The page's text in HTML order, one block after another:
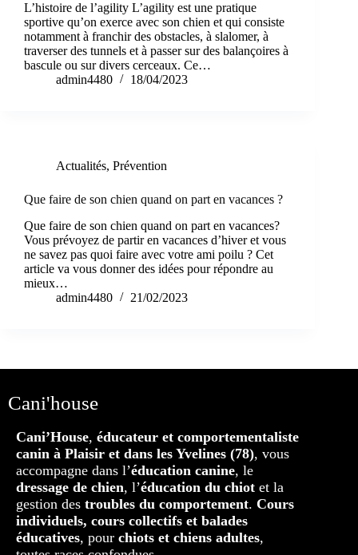
L’histoire de l’agility L’agility est une pratique
sportive qu’on exerce avec son chien et qui consiste
notamment à franchir des obstacles, à slalomer, à
traverser des tunnels et à passer sur des balançoires à
bascule ou sur divers cerceaux. Ce…
admin4480
18/04/2023
Actualités, Prévention
Que faire de son chien quand on part en vacances ?
Que faire de son chien quand on part en vacances?
Vous prévoyez de partir en vacances d’hiver et vous
ne savez pas quoi faire avec votre ami poilu ? Cet
article va vous donner des idées pour répondre au
mieux…
admin4480
21/02/2023
Cani'house
Cani’House, éducateur et comportementaliste
canin à Plaisir et dans les Yvelines (78), vous
accompagne dans l’éducation canine, le
dressage de chien, l’éducation du chiot et la
gestion des troubles du comportement. Cours
individuels, cours collectifs et balades
éducatives, pour chiots et chiens adultes,